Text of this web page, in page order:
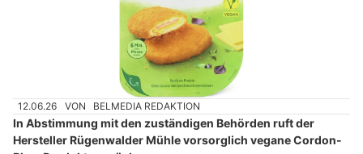
12.06.26 VON BELMEDIA REDAKTION
In Abstimmung mit den zuständigen Behörden ruft der
Hersteller Rügenwalder Mühle vorsorglich vegane Cordon-